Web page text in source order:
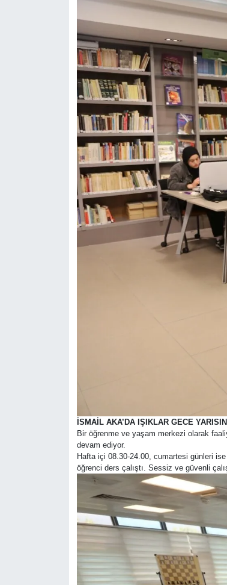
İSMAİL AKA’DA IŞIKLAR GECE
Bir öğrenme ve yaşam merkezi olarak
devam ediyor.
Hafta içi 08.30-24.00, cumartesi günleri
öğrenci ders çalıştı. Sessiz ve güvenli